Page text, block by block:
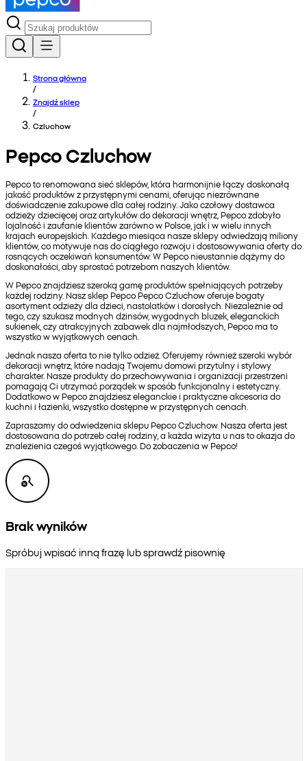
Strona główna
/
Znajdź sklep
/
Czluchow
Pepco Czluchow
Pepco to renomowana sieć sklepów, która harmonijnie łączy doskonałą
jakość produktów z przystępnymi cenami, oferując niezrównane
doświadczenie zakupowe dla całej rodziny. Jako czołowy dostawca
odzieży dziecięcej oraz artykułów do dekoracji wnętrz, Pepco zdobyło
lojalność i zaufanie klientów zarówno w Polsce, jak i w wielu innych
krajach europejskich. Każdego miesiąca nasze sklepy odwiedzają miliony
klientów, co motywuje nas do ciągłego rozwoju i dostosowywania oferty do
rosnących oczekiwań konsumentów. W Pepco nieustannie dążymy do
doskonałości, aby sprostać potrzebom naszych klientów.
W Pepco znajdziesz szeroką gamę produktów spełniających potrzeby
każdej rodziny. Nasz sklep Pepco Pepco Czluchow oferuje bogaty
asortyment odzieży dla dzieci, nastolatków i dorosłych. Niezależnie od
tego, czy szukasz modnych dżinsów, wygodnych bluzek, eleganckich
sukienek, czy atrakcyjnych zabawek dla najmłodszych, Pepco ma to
wszystko w wyjątkowych cenach.
Jednak nasza oferta to nie tylko odzież. Oferujemy również szeroki wybór
dekoracji wnętrz, które nadają Twojemu domowi przytulny i stylowy
charakter. Nasze produkty do przechowywania i organizacji przestrzeni
pomagają Ci utrzymać porządek w sposób funkcjonalny i estetyczny.
Dodatkowo w Pepco znajdziesz eleganckie i praktyczne akcesoria do
kuchni i łazienki, wszystko dostępne w przystępnych cenach.
Zapraszamy do odwiedzenia sklepu Pepco Czluchow. Nasza oferta jest
dostosowana do potrzeb całej rodziny, a każda wizyta u nas to okazja do
znalezienia czegoś wyjątkowego. Do zobaczenia w Pepco!
Brak wyników
Spróbuj wpisać inną frazę lub sprawdź pisownię